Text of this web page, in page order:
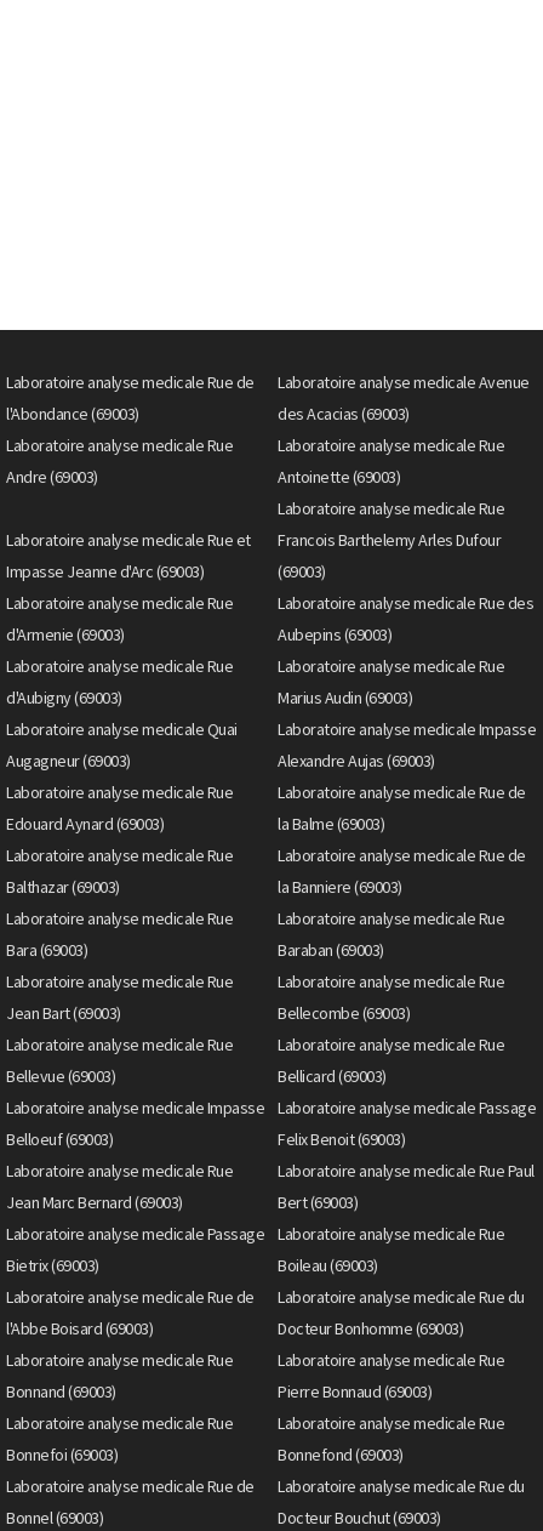
Laboratoire analyse medicale Rue de
l'Abondance (69003)
Laboratoire analyse medicale Avenue
des Acacias (69003)
Laboratoire analyse medicale Rue
Andre (69003)
Laboratoire analyse medicale Rue
Antoinette (69003)
Laboratoire analyse medicale Rue et
Impasse Jeanne d'Arc (69003)
Laboratoire analyse medicale Rue
Francois Barthelemy Arles Dufour
(69003)
Laboratoire analyse medicale Rue
d'Armenie (69003)
Laboratoire analyse medicale Rue des
Aubepins (69003)
Laboratoire analyse medicale Rue
d'Aubigny (69003)
Laboratoire analyse medicale Rue
Marius Audin (69003)
Laboratoire analyse medicale Quai
Augagneur (69003)
Laboratoire analyse medicale Impasse
Alexandre Aujas (69003)
Laboratoire analyse medicale Rue
Edouard Aynard (69003)
Laboratoire analyse medicale Rue de
la Balme (69003)
Laboratoire analyse medicale Rue
Balthazar (69003)
Laboratoire analyse medicale Rue de
la Banniere (69003)
Laboratoire analyse medicale Rue
Bara (69003)
Laboratoire analyse medicale Rue
Baraban (69003)
Laboratoire analyse medicale Rue
Jean Bart (69003)
Laboratoire analyse medicale Rue
Bellecombe (69003)
Laboratoire analyse medicale Rue
Bellevue (69003)
Laboratoire analyse medicale Rue
Bellicard (69003)
Laboratoire analyse medicale Impasse
Belloeuf (69003)
Laboratoire analyse medicale Passage
Felix Benoit (69003)
Laboratoire analyse medicale Rue
Jean Marc Bernard (69003)
Laboratoire analyse medicale Rue Paul
Bert (69003)
Laboratoire analyse medicale Passage
Bietrix (69003)
Laboratoire analyse medicale Rue
Boileau (69003)
Laboratoire analyse medicale Rue de
l'Abbe Boisard (69003)
Laboratoire analyse medicale Rue du
Docteur Bonhomme (69003)
Laboratoire analyse medicale Rue
Bonnand (69003)
Laboratoire analyse medicale Rue
Pierre Bonnaud (69003)
Laboratoire analyse medicale Rue
Bonnefoi (69003)
Laboratoire analyse medicale Rue
Bonnefond (69003)
Laboratoire analyse medicale Rue de
Bonnel (69003)
Laboratoire analyse medicale Rue du
Docteur Bouchut (69003)